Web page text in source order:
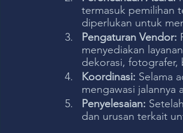
termasuk pemilihan
diperlukan untuk
Pengaturan Vendor:
menyediakan
dekorasi, fotografer,
Koordinasi: Selama
mengawasi jalannya
Penyelesaian:
dan urusan terkait